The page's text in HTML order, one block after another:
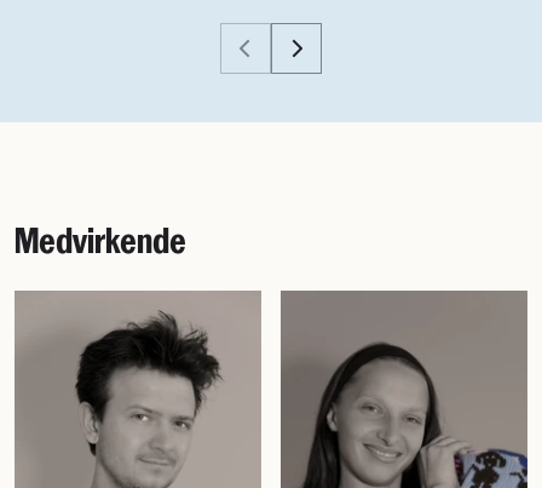
Medvirkende